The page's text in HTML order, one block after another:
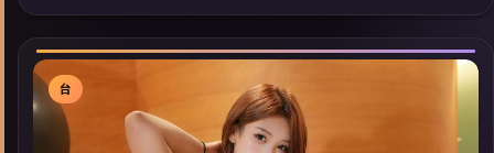
线看」延展检索同类型高分佳作，畅享高清在线追剧体验。
台